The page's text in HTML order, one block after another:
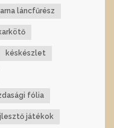
láncfűrész
késkészlet
fólia
játékok